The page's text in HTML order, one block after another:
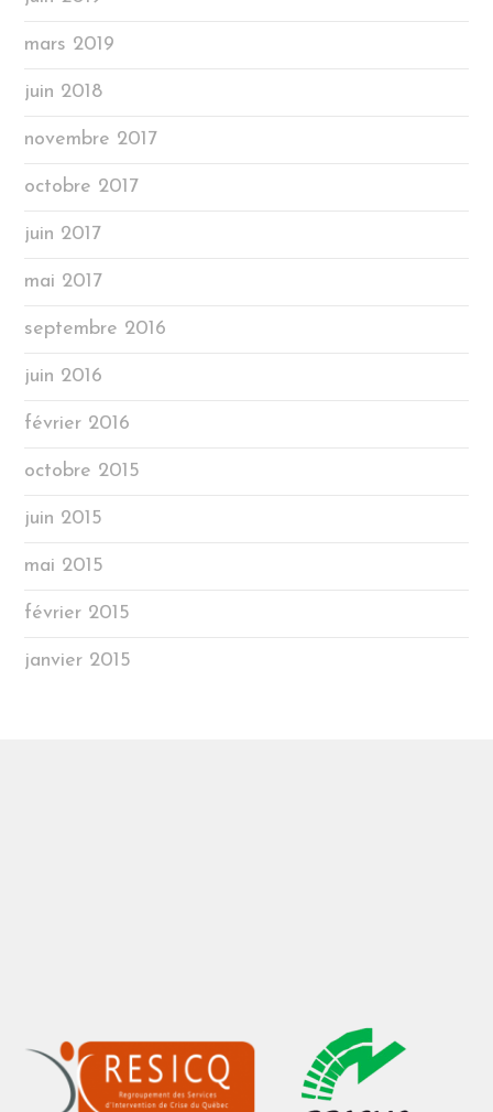
mars 2019
juin 2018
novembre 2017
octobre 2017
juin 2017
mai 2017
septembre 2016
juin 2016
février 2016
octobre 2015
juin 2015
mai 2015
février 2015
janvier 2015